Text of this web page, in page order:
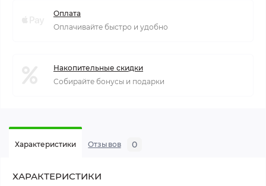
Оплата
Оплачивайте быстро и удобно
Накопительные скидки
Собирайте бонусы и подарки
Характеристики Отзывов 0
ХАРАКТЕРИСТИКИ